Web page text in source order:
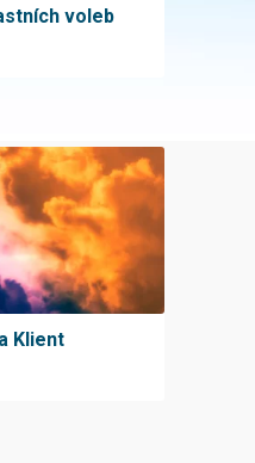
voleb
Klient